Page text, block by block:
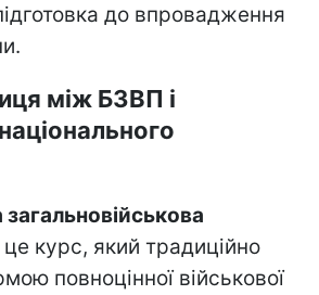
до впровадження
між БЗВП і
курс, який традиційно
повноцінної військової